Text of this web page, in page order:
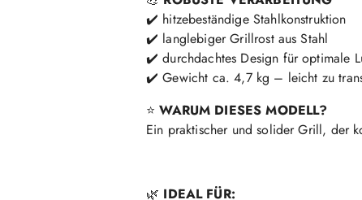
✔️ hitzebeständige Stahlkonstruktion
✔️ langlebiger Grillrost aus Stahl
✔️ durchdachtes Design für optimale
✔️ Gewicht ca. 4,7 kg – leicht zu
⭐ WARUM DIESES MODELL?
Ein praktischer und solider Grill, der
🌿 IDEAL FÜR: